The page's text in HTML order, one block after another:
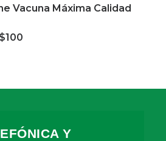
Vacuna Máxima Calidad
Y